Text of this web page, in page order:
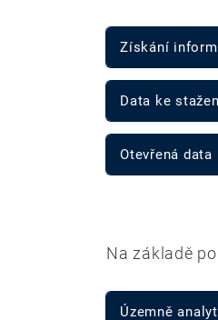
Získání
Data ke
Otevřená data
Na základě
Územně